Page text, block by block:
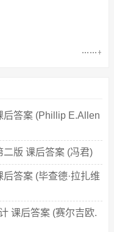
后答案 (Phillip E.Allen
版 课后答案 (冯君)
答案 (毕查德·拉扎维
课后答案 (赛尔吉欧.